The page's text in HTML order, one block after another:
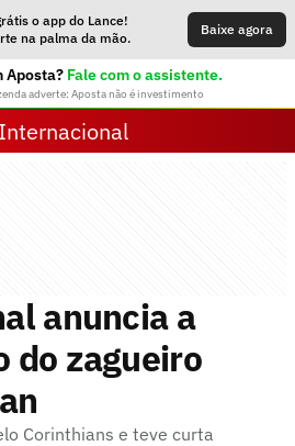
o app do Lance!
na palma da mão.
Baixe agora
Aposta? Fale com o assistente.
adverte: Aposta não é investimento
anuncia a
do zagueiro
Corinthians e teve curta